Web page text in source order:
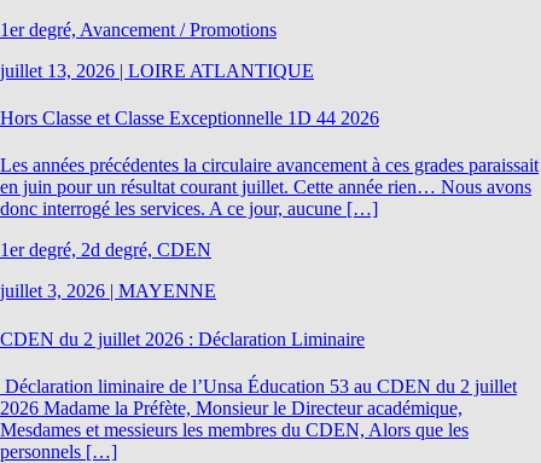
1er degré, Avancement / Promotions
juillet 13, 2026 | LOIRE ATLANTIQUE
Hors Classe et Classe Exceptionnelle 1D 44 2026
Les années précédentes la circulaire avancement à ces grades paraissait
en juin pour un résultat courant juillet. Cette année rien… Nous avons
donc interrogé les services. A ce jour, aucune […]
1er degré, 2d degré, CDEN
juillet 3, 2026
MAYENNE
CDEN du 2 juillet 2026 : Déclaration Liminaire
Déclaration liminaire de l’Unsa Éducation 53 au CDEN du 2 juillet
2026 Madame la Préfète, Monsieur le Directeur académique,
Mesdames et messieurs les membres du CDEN, Alors que les
personnels […]